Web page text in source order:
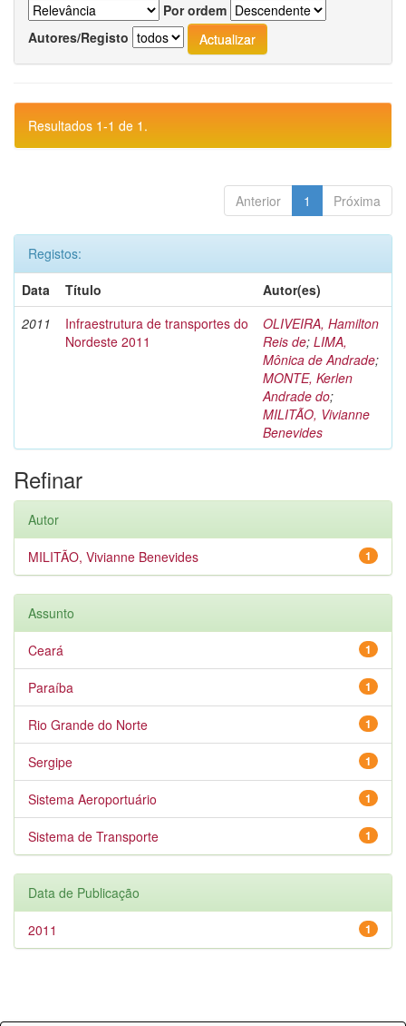
Por ordem
Autores/Registo
Resultados 1-1 de 1.
Anterior 1 Próxima
Registos:
Data
Título
Autor(es)
2011
Infraestrutura de transportes do
Nordeste 2011
OLIVEIRA, Hamilton
Reis de; LIMA,
Mônica de Andrade;
MONTE, Kerlen
Andrade do;
MILITÃO, Vivianne
Benevides
Refinar
Autor
1
MILITÃO, Vivianne Benevides
Assunto
1
Ceará
1
Paraíba
1
Rio Grande do Norte
1
Sergipe
1
Sistema Aeroportuário
1
Sistema de Transporte
Data de Publicação
1
2011